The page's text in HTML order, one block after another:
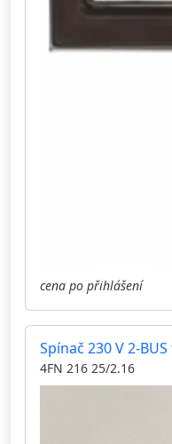
cena po přihlášení
Spínač 230 V 2-
4FN 216 25/2.16